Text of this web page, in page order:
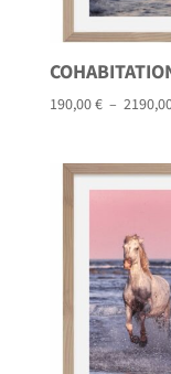
190,00€ –